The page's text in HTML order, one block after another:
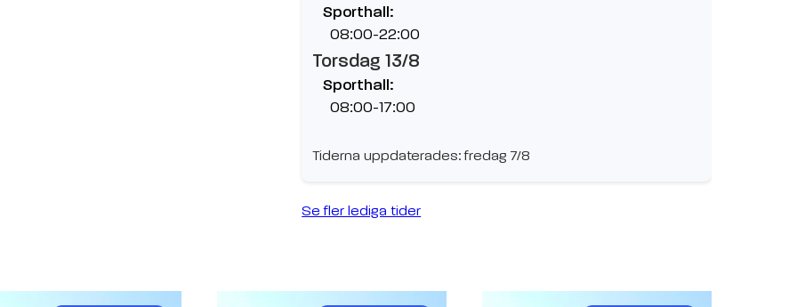
Sporthall:
08:00-22:00
Torsdag 13/8
Sporthall:
08:00-17:00
Tiderna uppdaterades: fredag 7/8
Se fler lediga tider